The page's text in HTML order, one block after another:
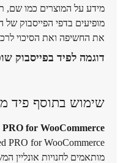
מידע על המוצרים כמו שם,
מופיעים בדפי הפייסבוק של
את החשיפה ואת הסיכוי
דוגמה לפיד בפייסבוק
שימוש בתוסף פיד
for WooCommerce:
מותאמים לחנויות אונליין